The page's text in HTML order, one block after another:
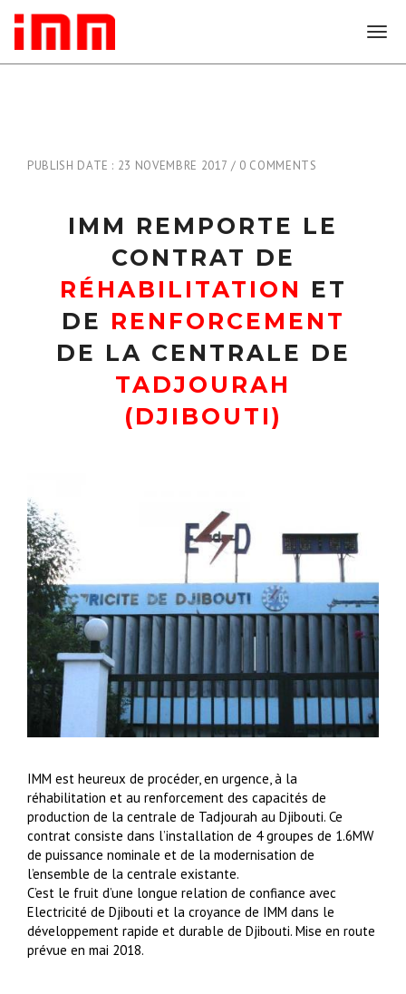
T
PUBLISH DATE : 23 NOVEMBRE 2017 0 COMMENTS
IMM REMPORTE LE
CONTRAT DE
RÉHABILITATION ET
DE RENFORCEMENT
DE LA CENTRALE DE
TADJOURAH
(DJIBOUTI)
IMM est heureux de procéder, en urgence, à la
réhabilitation et au renforcement des capacités de
production de la centrale de Tadjourah au Djibouti. Ce
contrat consiste dans l’installation de 4 groupes de 1.6MW
de puissance nominale et de la modernisation de
l’ensemble de la centrale existante.
C’est le fruit d’une longue relation de confiance avec
Electricité de Djibouti et la croyance de IMM dans le
développement rapide et durable de Djibouti. Mise en route
prévue en mai 2018.